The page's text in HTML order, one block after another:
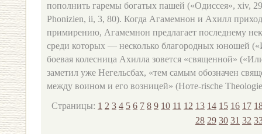
пополнить гаремы богатых пашей («Одиссея», xiv,
Phonizien, ii, 3, 80). Когда Агамемнон и Ахилл
примирению, Агамемнон предлагает последнему
среди которых — несколько благородных юношей
боевая колесница Ахилла зовется «священной»
заметил уже Негельсбах, «тем самым обозначен
между воином и его возницей» (Ноте-rische
Страницы: 1 2 3 4 5 6 7 8 9 10 11 12 13 14 15 16 17
28 29 30 31 32